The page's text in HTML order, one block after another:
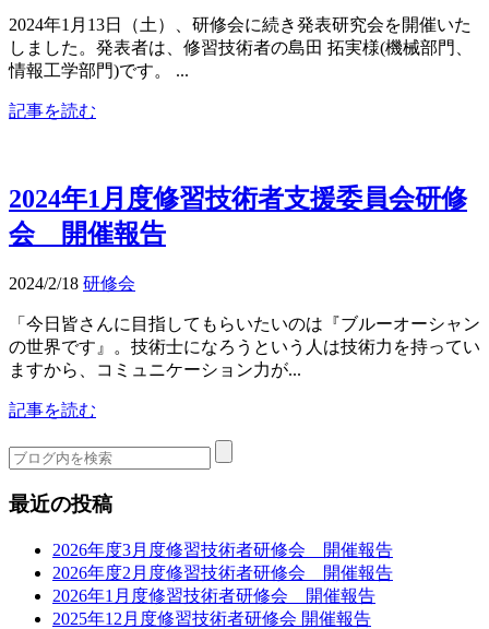
2024年1月13日（土）、研修会に続き発表研究会を開催いた
しました。発表者は、修習技術者の島田 拓実様(機械部門、
情報工学部門)です。 ...
記事を読む
2024年1月度修習技術者支援委員会研修
会 開催報告
2024/2/18 研修会
「今日皆さんに目指してもらいたいのは『ブルーオーシャン
の世界です』。技術士になろうという人は技術力を持ってい
ますから、コミュニケーション力が...
記事を読む
最近の投稿
2026年度3月度修習技術者研修会 開催報告
2026年度2月度修習技術者研修会 開催報告
2026年1月度修習技術者研修会 開催報告
2025年12月度修習技術者研修会 開催報告